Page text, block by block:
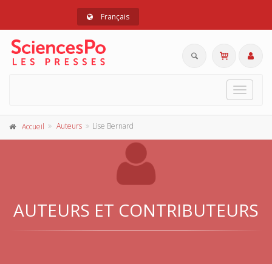
Français
Toggle
Accueil Auteurs Lise Bernard
AUTEURS ET CONTRIBUTEURS